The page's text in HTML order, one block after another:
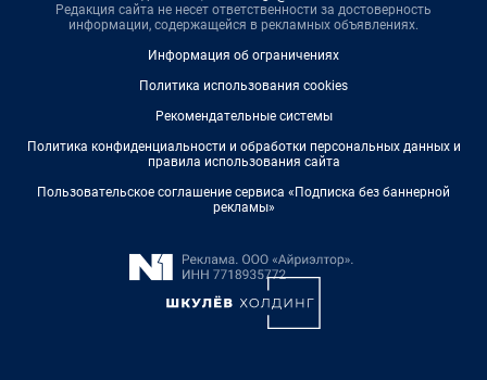
Редакция сайта не несет ответственности за достоверность
информации, содержащейся в рекламных объявлениях.
Информация об ограничениях
Политика использования cookies
Рекомендательные системы
Политика конфиденциальности и обработки персональных данных и
правила использования сайта
Пользовательское соглашение сервиса «Подписка без баннерной
рекламы»